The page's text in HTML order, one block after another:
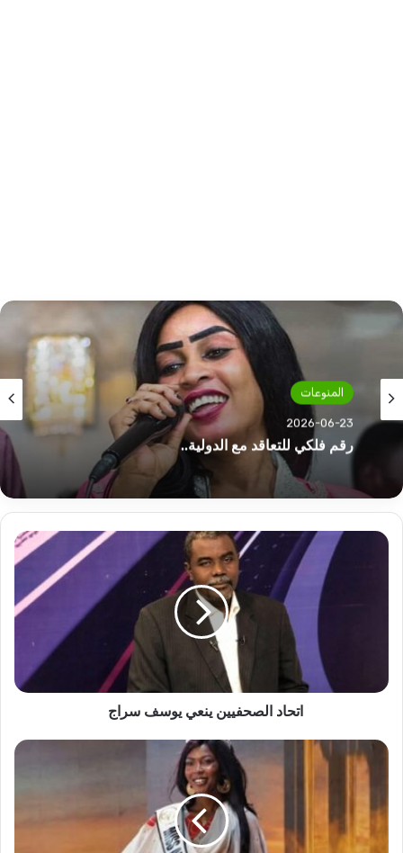
المنوعات
2026-06-23
رقم فلكي للتعاقد مع الدولية..
اتحاد
اتحاد الصحفيين ينعي يوسف سراج
القاهرة:
تتويج
جمال